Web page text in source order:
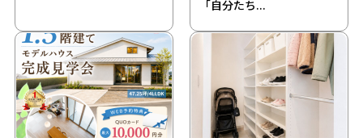
「自分たち...